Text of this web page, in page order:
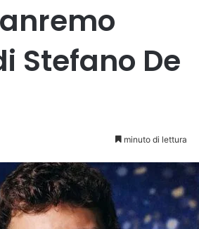
Stefano De
minuto di lettura